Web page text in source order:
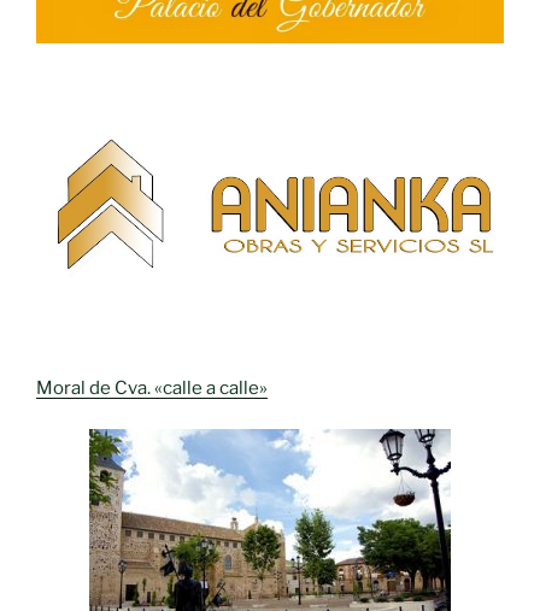
Moral de Cva. «calle a calle»